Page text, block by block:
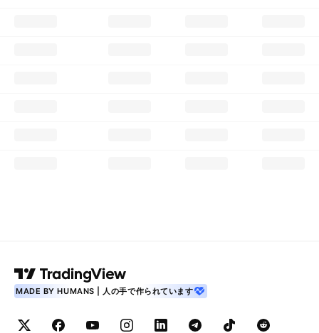
MADE BY HUMANS | 人の手で作られています